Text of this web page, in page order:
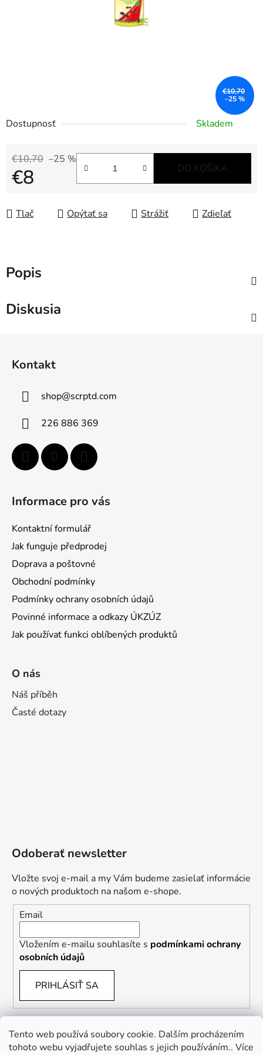
Tento web používá soubory cookie. Dalším procházením
tohoto webu vyjadřujete souhlas s jejich používáním.. Více
Dostupnosť Skladem
€10,70 –25 %
€8 DO KOŠÍKA
Tlač Opýtať sa Strážiť Zdieľať
€10,70
–25 %
Popis
Diskusia
Kontakt
shop@scrptd.com
226 886 369
Informace pro vás
Kontaktní formulář
Jak funguje předprodej
Doprava a poštovné
Obchodní podmínky
Podmínky ochrany osobních údajů
Povinné informace a odkazy ÚKZÚZ
Jak používat funkci oblíbených produktů
O nás
Náš příběh
Časté dotazy
Odoberať newsletter
Vložte svoj e-mail a my Vám budeme zasielať informácie
o nových produktoch na našom e-shope.
Email
Vložením e-mailu souhlasíte s podmínkami ochrany
osobních údajů
PRIHLÁSIŤ SA